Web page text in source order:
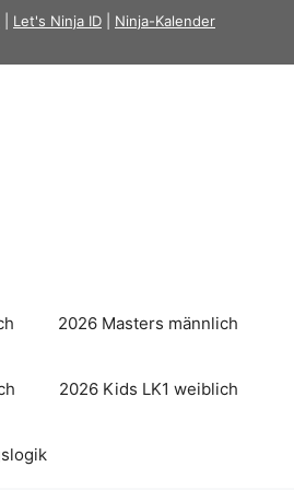
Let's Ninja ID Ninja-Kalender
2026 Masters männlich
2026 Kids LK1 weiblich